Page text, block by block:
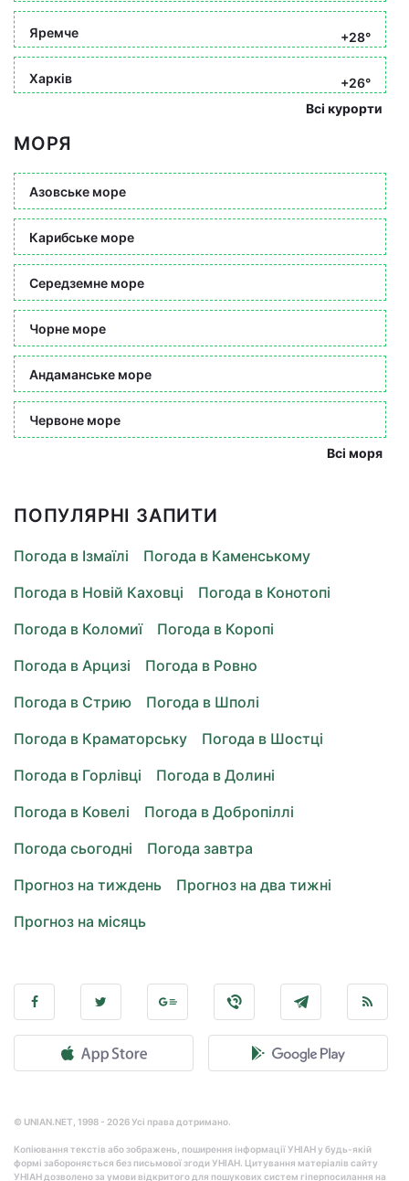
Яремче +28°
Харків
+26°
Всі курорти
МОРЯ
Азовське море
Карибське море
Середземне море
Чорне море
Андаманське море
Червоне море
Всі моря
ПОПУЛЯРНІ ЗАПИТИ
Погода в Ізмаїлі
Погода в Каменському
Погода в Новій Каховці
Погода в Конотопі
Погода в Коломиї
Погода в Коропі
Погода в Арцизі
Погода в Ровно
Погода в Стрию
Погода в Шполі
Погода в Краматорську
Погода в Шостці
Погода в Горлівці
Погода в Долині
Погода в Ковелі
Погода в Добропіллі
Погода сьогодні
Погода завтра
Прогноз на тиждень
Прогноз на два тижні
Прогноз на місяць
© UNIAN.NET, 1998 - 2026 Усі права дотримано.
Копіювання текстів або зображень, поширення інформації УНІАН у будь-якій
формі забороняється без письмової згоди УНІАН. Цитування матеріалів сайту
УНІАН дозволено за умови відкритого для пошукових систем гіперпосилання на